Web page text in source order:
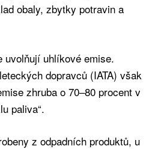
obaly, zbytky potravin a
uvolňují uhlíkové emise.
dopravců (IATA) však
zhruba o 70–80 procent v
paliva“.
z odpadních produktů, u